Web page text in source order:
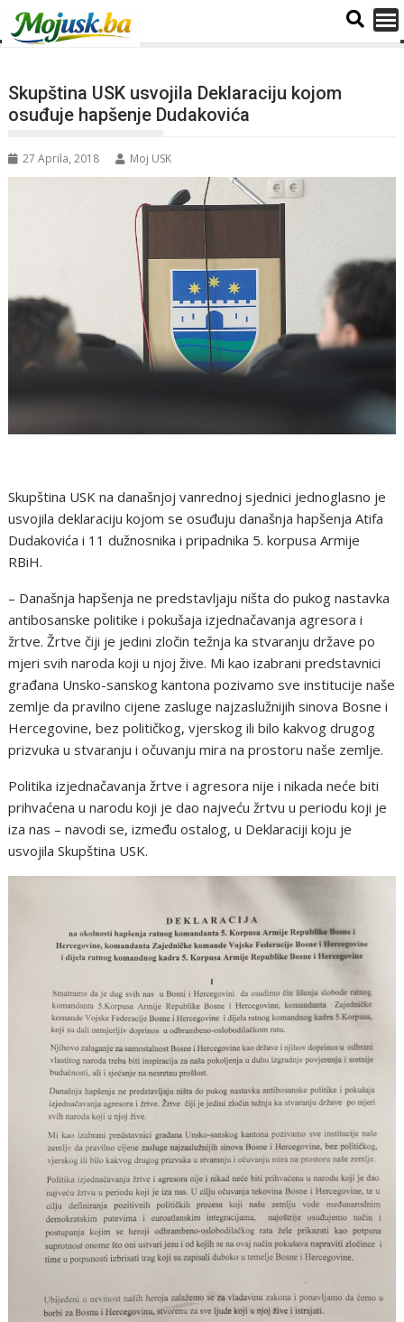
Skupština USK usvojila Deklaraciju kojom
osuđuje hapšenje Dudakovića
27 Aprila, 2018 Moj USK
Skupština USK na današnjoj vanrednoj sjednici jednoglasno je
usvojila deklaraciju kojom se osuđuju današnja hapšenja Atifa
Dudakovića i 11 dužnosnika i pripadnika 5. korpusa Armije
RBiH.
– Današnja hapšenja ne predstavljaju ništa do pukog nastavka
antibosanske politike i pokušaja izjednačavanja agresora i
žrtve. Žrtve čiji je jedini zločin težnja ka stvaranju države po
mjeri svih naroda koji u njoj žive. Mi kao izabrani predstavnici
građana Unsko-sanskog kantona pozivamo sve institucije naše
zemlje da pravilno cijene zasluge najzaslužnijih sinova Bosne i
Hercegovine, bez političkog, vjerskog ili bilo kakvog drugog
prizvuka u stvaranju i očuvanju mira na prostoru naše zemlje.
Politika izjednačavanja žrtve i agresora nije i nikada neće biti
prihvaćena u narodu koji je dao najveću žrtvu u periodu koji je
iza nas – navodi se, između ostalog, u Deklaraciji koju je
usvojila Skupština USK.